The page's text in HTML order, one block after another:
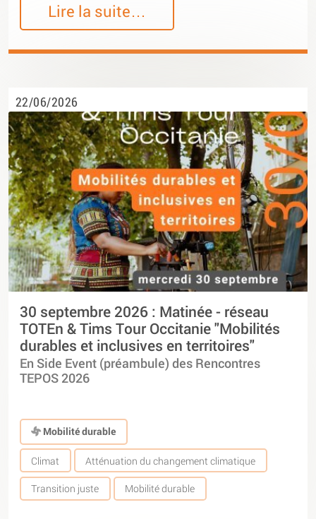
Lire la suite…
22/06/2026
30 septembre 2026 : Matinée - réseau
TOTEn & Tims Tour Occitanie "Mobilités
durables et inclusives en territoires"
En Side Event (préambule) des Rencontres
TEPOS 2026
Mobilité durable
Climat Atténuation du changement climatique
Transition juste Mobilité durable